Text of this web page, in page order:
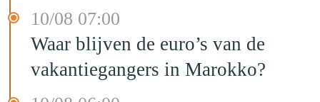
10/08 07:00
Waar blijven de euro’s van de
vakantiegangers in Marokko?